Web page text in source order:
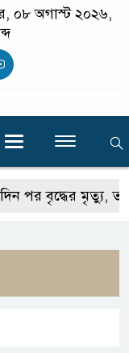
০৮ অগাস্ট ২০২৬,
বৃদ্ধের মৃত্যু, তদন্তে